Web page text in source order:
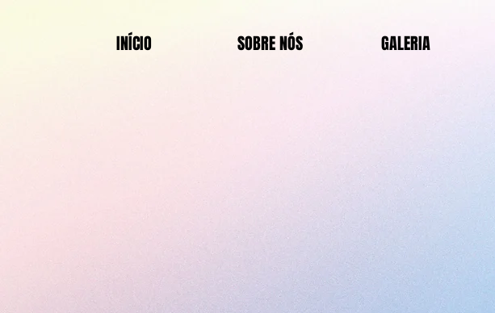
INÍCIO SOBRE NÓS GALERIA